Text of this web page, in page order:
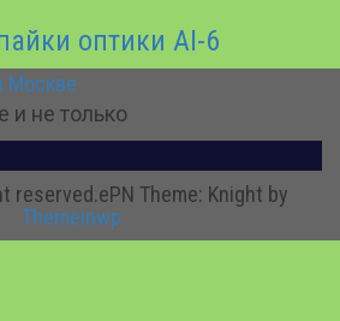
оптики AI-6
Москве
и не только
reserved.ePN Theme: Knight by
Themeinwp